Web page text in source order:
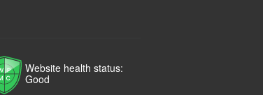
Website health status:
Good